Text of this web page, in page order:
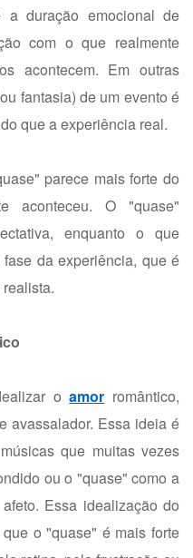
a duração emocional de
com o que realmente
acontecem. Em outras
fantasia) de um evento é
que a experiência real.
parece mais forte do
aconteceu. O "quase"
enquanto o que
da experiência, que é
oamor romântico,
avassalador. Essa ideia é
que muitas vezes
ou o "quase" como a
Essa idealização do
o "quase" é mais forte